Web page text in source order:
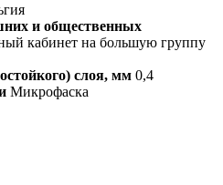
и общественных
кабинет на большую группу
слоя, мм 0,4
Микрофаска